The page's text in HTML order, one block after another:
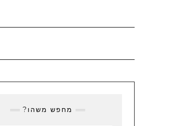
מחפש משהו?